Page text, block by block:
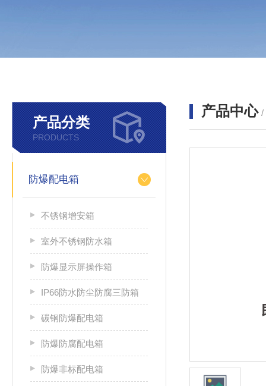
产品分类
PRODUCTS
防爆配电箱
不锈钢增安箱
室外不锈钢防水箱
防爆显示屏操作箱
IP66防水防尘防腐三防箱
碳钢防爆配电箱
防爆防腐配电箱
防爆非标配电箱
产品中心 /